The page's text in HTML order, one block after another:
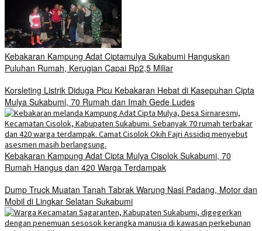
Kebakaran Kampung Adat Ciptamulya Sukabumi Hanguskan
Puluhan Rumah, Kerugian Capai Rp2,5 Miliar
Korsleting Listrik Diduga Picu Kebakaran Hebat di Kasepuhan Cipta
Mulya Sukabumi, 70 Rumah dan Imah Gede Ludes
Kebakaran Kampung Adat Cipta Mulya Cisolok Sukabumi, 70
Rumah Hangus dan 420 Warga Terdampak
Dump Truck Muatan Tanah Tabrak Warung Nasi Padang, Motor dan
Mobil di Lingkar Selatan Sukabumi